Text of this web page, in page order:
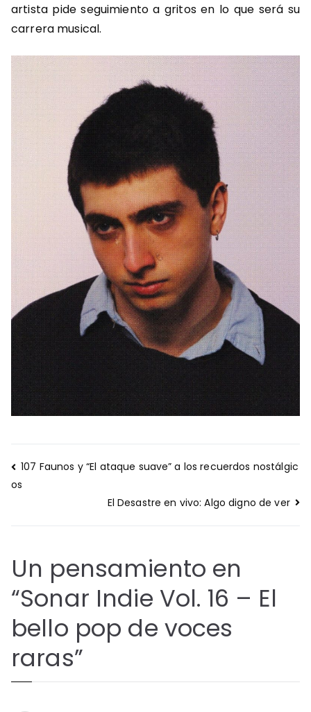
artista pide seguimiento a gritos en lo que será su
carrera musical.
Navegación
de
107 Faunos y “El ataque suave” a los recuerdos nostálgic
os
El Desastre en vivo: Algo digno de ver
Un pensamiento en
“Sonar Indie Vol. 16 – El
bello pop de voces
raras”